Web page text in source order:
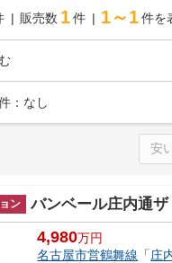
販売数 1 件 1～1 件を
： なし
ン バンベール庄内通
4,980万円
名古屋市営鶴舞線 「庄